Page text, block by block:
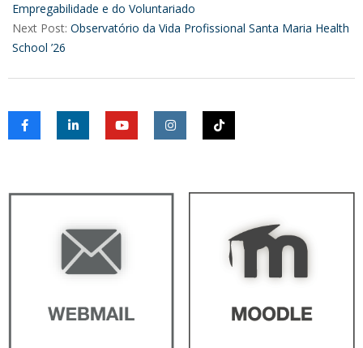
13
Empregabilidade e do Voluntariado
Next Post: Observatório da Vida Profissional Santa Maria Health
School ’26